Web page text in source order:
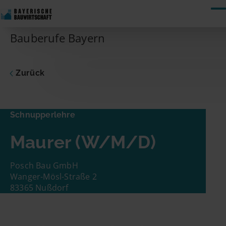
Skip to content
Bauberufe Bayern
Zurück
Schnupperlehre
Maurer (W/M/D)
Posch Bau GmbH
Wanger-Mösl-Straße 2
83365 Nußdorf
Maurer
Dich interessiert die vorgeschlagene Stelle?
Dann nimm gleich hier Kontakt zum
Namen und Deine E-Mail-Adresse eingeben.
Schon geht es los!
Name